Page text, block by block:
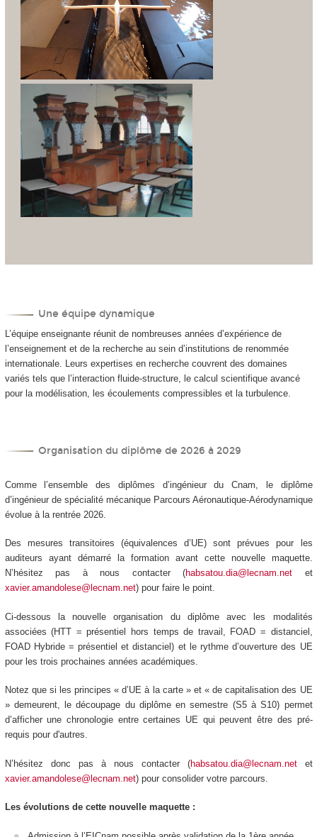
Une équipe dynamique
L’équipe enseignante réunit de nombreuses années d’expérience de
l’enseignement et de la recherche au sein d’institutions de renommée
internationale. Leurs expertises en recherche couvrent des domaines
variés tels que l’interaction fluide-structure, le calcul scientifique avancé
pour la modélisation, les écoulements compressibles et la turbulence.
Organisation du diplôme de 2026 à 2029
Comme l’ensemble des diplômes d’ingénieur du Cnam, le diplôme
d’ingénieur de spécialité mécanique Parcours Aéronautique-Aérodynamique
évolue à la rentrée 2026.
Des mesures transitoires (équivalences d’UE) sont prévues pour les
auditeurs ayant démarré la formation avant cette nouvelle maquette.
N’hésitez pas à nous contacter (habsatou.dia@lecnam.net et
xavier.amandolese@lecnam.net) pour faire le point.
Ci-dessous la nouvelle organisation du diplôme avec les modalités
associées (HTT = présentiel hors temps de travail, FOAD = distanciel,
FOADHybride = présentiel et distanciel) et le rythme d’ouverture des UE
pour les trois prochaines années académiques.
Notez que si les principes « d’UE à la carte» et « de capitalisation des UE
» demeurent, le découpage du diplôme en semestre (S5 à S10) permet
d’afficher une chronologie entre certaines UE qui peuvent être des pré-
requis pour d'autres.
N’hésitez donc pas à nous contacter (habsatou.dia@lecnam.netet
xavier.amandolese@lecnam.net) pour consolider votre parcours.
Les évolutions de cette nouvelle maquette :